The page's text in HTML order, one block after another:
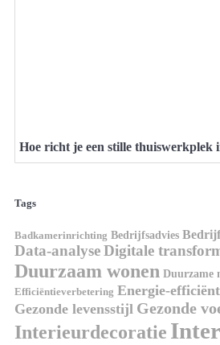
Hoe richt je een stille thuiswerkplek
Tags
Badkamerinrichting Bedrijfsadvies
Data-analyseDigitale
Duurzaam wonen Duurzame
Efficiëntieverbetering Energie-
Gezonde levensstijl Gezonde
Interieurdecoratie